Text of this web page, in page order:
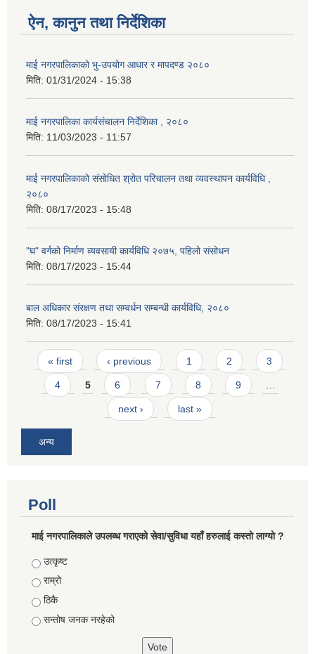
ऐन, कानुन तथा निर्देशिका
माई नगरपालिकाको भु-उपयोग आधार र मापदण्ड २०८०
मिति: 01/31/2024 - 15:38
माई नगरपालिका कार्यसंचालन निर्देशिका , २०८०
मिति: 11/03/2023 - 11:57
माई नगरपालिकाको संसोधित श्रोत परिचालन तथा व्यवस्थापन कार्यविधि ,
२०८०
मिति: 08/17/2023 - 15:48
"घ" वर्गको निर्माण व्यवसायी कार्यविधि २०७५, पहिलो संसोधन
मिति: 08/17/2023 - 15:44
बाल अधिकार संरक्षण तथा सम्वर्धन सम्बन्धी कार्यविधि, २०८०
मिति: 08/17/2023 - 15:41
Pages
« first ‹ previous 1 2 3
4 5 6 7 8 9 …
next › last »
अन्य
Poll
माई नगरपालिकाले उपलब्ध गराएको सेवा/सुविधा यहाँ हरुलाई कस्तो लाग्यो ?
Choices
उत्कृष्ट
राम्रो
ठिकै
सन्तोष जनक नरहेको